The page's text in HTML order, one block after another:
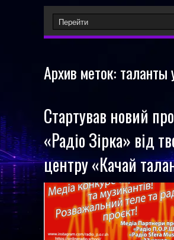
Архив меток: таланты
Стартував новий
«Радіо Зірка» від
центру «Качай